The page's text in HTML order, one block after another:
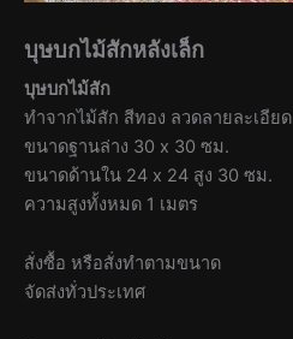
บุษบกไม้สักหลังเล็ก
บุษบกไม้สัก
ทำจากไม้สัก สีทอง ลวดลายละเอียด
ขนาดฐานล่าง 30 x 30 ซม.
ขนาดด้านใน 24 x 24 สูง 30 ซม.
ความสูงทั้งหมด 1 เมตร
สั่งซื้อ หรือสั่งทำตามขนาด
จัดส่งทั่วประเทศ